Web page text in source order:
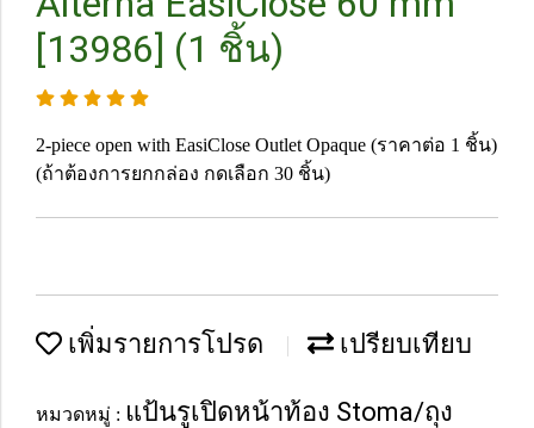
[13986] (1 ชิ้น)
2-piece open with EasiClose Outlet Opaque (ราคาต่อ 1 ชิ้น)
(ถ้าต้องการยกกล่อง กดเลือก 30 ชิ้น)
เพิ่มรายการโปรด เปรียบเทียบ
หมวดหมู่ : แป้นรูเปิดหน้าท้อง Stoma/ถุง